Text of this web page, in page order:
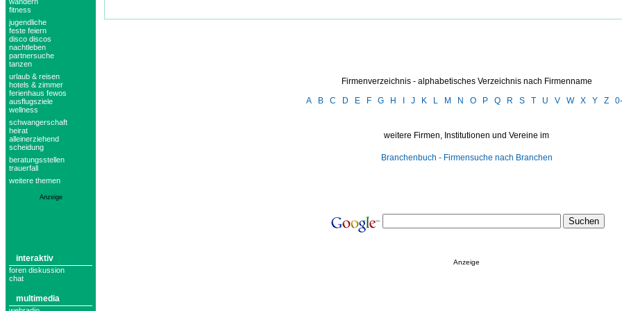
fitness
jugendliche
feste feiern
disco discos
nachtleben
partnersuche
tanzen
urlaub & reisen
hotels & zimmer
ferienhaus fewos
ausflugsziele
wellness
schwangerschaft
heirat
alleinerziehend
scheidung
beratungsstellen
trauerfall
weitere themen
Anzeige
interaktiv
foren diskussion
chat
multimedia
Firmenverzeichnis - alphabetisches Verzeichnis nach Firmenname
A
B C D E F G H J K L M N O P Q R S T U V W X Y Z
weitere Firmen, Institutionen und Vereine im
Branchenbuch - Firmensuche nach Branchen
Anzeige